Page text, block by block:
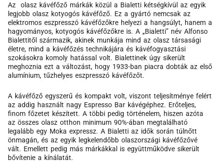
Az olasz kávéfőző márkák közül a Bialetti kétségkívül az egyik
legjobb olasz kotyogós kávéfőző. Ez a gyártó nemcsak az
elektromos eszpresszó kávéfőzőkre helyezi a hangsúlyt, hanem a
hagyományos, kotyogós kávéfőzőkre is. A „Bialetti” név Alfonso
Bialettitől származik, akinek munkája mind az olasz társasági
életre, mind a kávéfőzés technikájára és kávéfogyasztási
szokásokra komoly hatással volt. Bialettinek úgy sikerült
meghoznia ezt a változást, hogy 1933-ban piacra dobták az első
alumínium, tűzhelyes eszpresszó kávéfőzőt.
A kávéfőző egyszerű és kompakt volt, viszont teljesítménye felért
az addig használt nagy Espresso Bar kávégéphez. Erőteljes,
finom főzetet készített. A többi pedig történelem, hiszen azóta
az összes olasz otthon minimum 90%-ában megtalálható
legalább egy Moka expressz. A Bialetti az idők során túlnőtt
önmagán, és az egyik legkelendőbb olaszországi kávéfőzővé
vált. Emellett pedig más márkákkal is együttműködve sikerült
bővítenie a kínálatát.